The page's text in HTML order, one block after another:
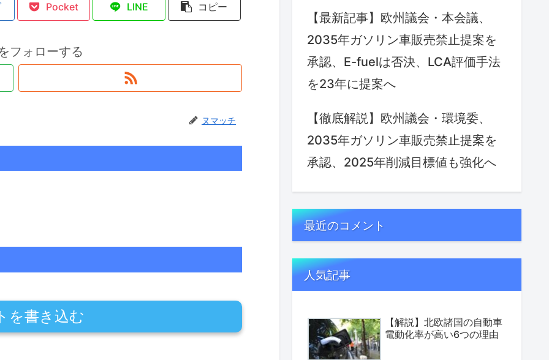
Pocket LINE コピー
フォローする
ヌマッチ
を書き込む
【最新記事】欧州議会・本会議、
2035年ガソリン車販売禁止提案を
承認、E-fuelは否決、LCA評価手法
を23年に提案へ
【徹底解説】欧州議会・環境委、
2035年ガソリン車販売禁止提案を
承認、2025年削減目標値も強化へ
最近のコメント
人気記事
【解説】北欧諸国の自動車
電動化率が高い6つの理由